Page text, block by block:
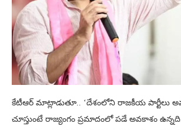
కేటీఆర్ మాట్లాడుతూ.. ‘దేశంలోని రాజకీయ పార్టీలు
చూస్తుంటే రాజ్యంగం ప్రమాదంలో పడే అవకాశం